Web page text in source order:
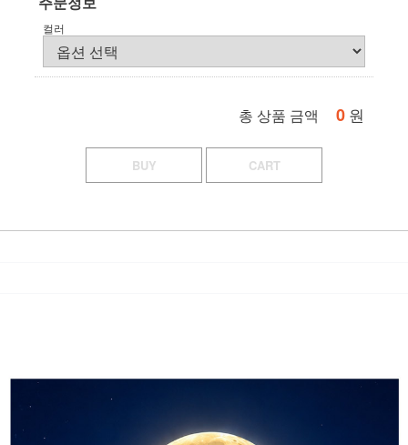
컬러
총 상품 금액 0 원
BUY CART